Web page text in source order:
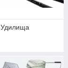
Удилища